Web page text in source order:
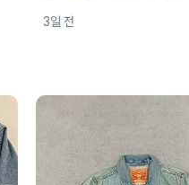
3일 전